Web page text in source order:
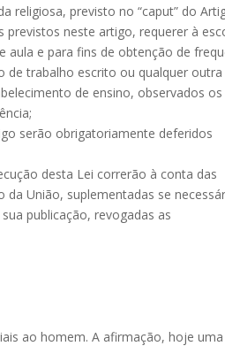
religiosa, previsto no “caput” do
neste artigo, requerer à
aula e para fins de obtenção de
de trabalho escrito ou qualquer outra
de ensino, observados
serão obrigatoriamente deferidos
desta Lei correrão à conta das
União, suplementadas se
publicação, revogadas as
ao homem. A afirmação, hoje uma